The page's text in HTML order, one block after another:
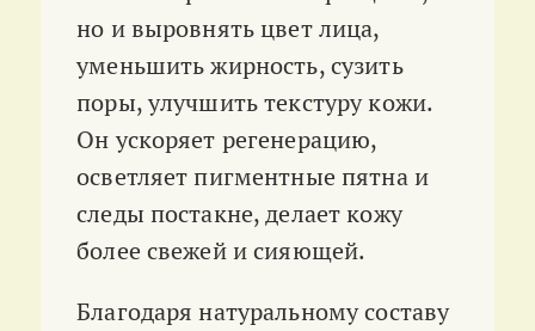
но и выровнять цвет лица,
уменьшить жирность, сузить
поры, улучшить текстуру кожи.
Он ускоряет регенерацию,
осветляет пигментные пятна и
следы постакне, делает кожу
более свежей и сияющей.
Благодаря натуральному составу